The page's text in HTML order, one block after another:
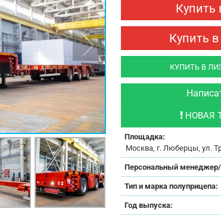
Купить
Купить
КУПИТЬ В
НОВАЯ
Площадка:
Москва, г. Люберцы, ул.
Персональный менеджер/
Тип и марка полуприцепа:
Год выпуска: